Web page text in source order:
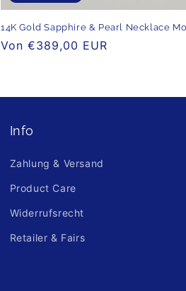
14K Gold Sapphire & Pearl Necklace
Normaler
Von €389,00 EUR
Info
Zahlung & Versand
Product Care
Widerrufsrecht
Retailer & Fairs